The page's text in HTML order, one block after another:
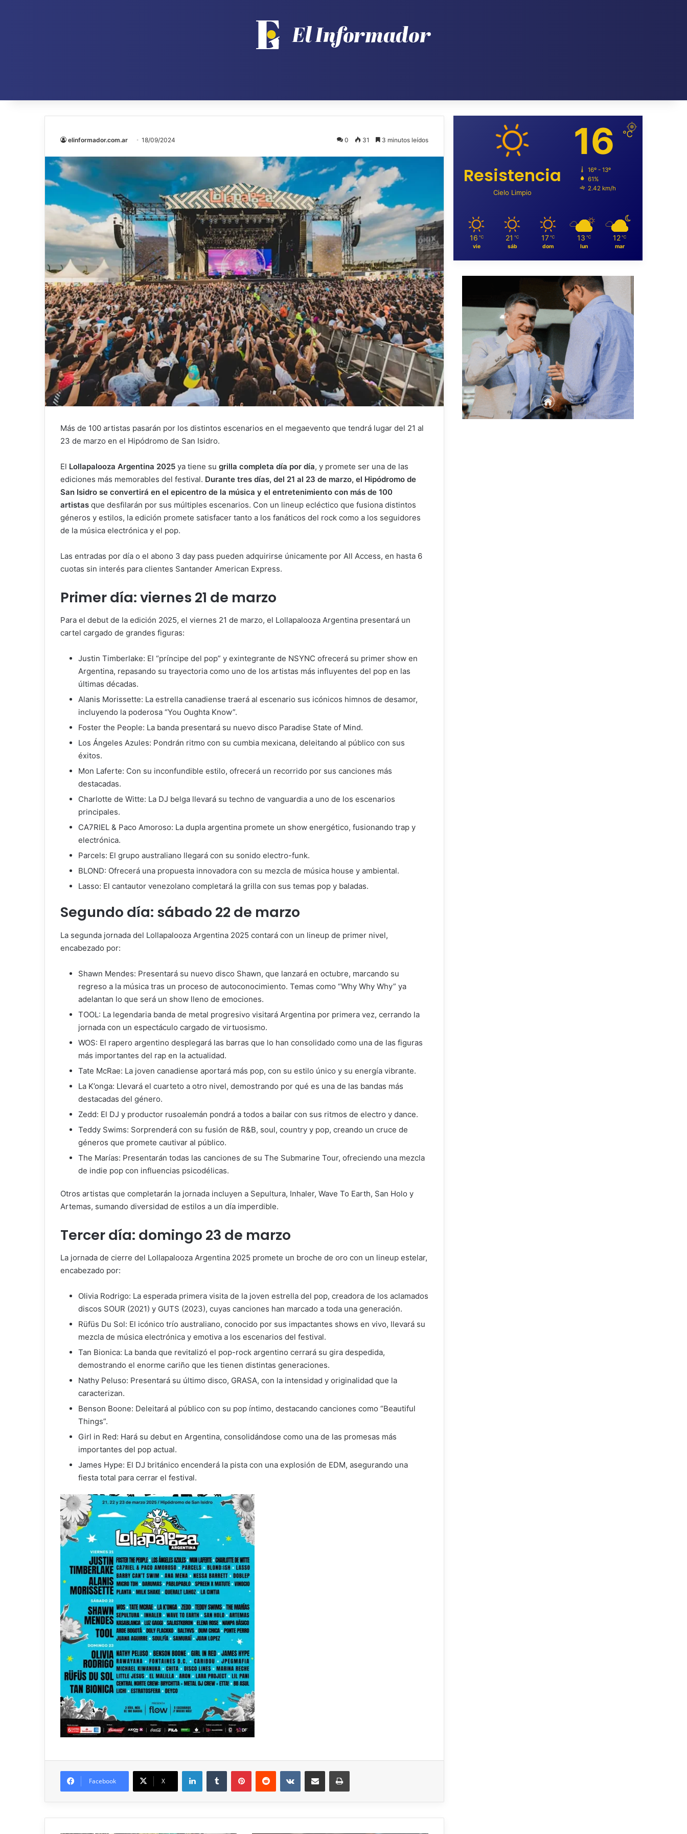
elinformador.com.ar 18/09/2024 0 31 3 minutos leídos
Más de 100 artistas pasarán por los distintos escenarios en el megaevento que tendrá lugar del 21 al
23 de marzo en el Hipódromo de San Isidro.
El Lollapalooza Argentina 2025 ya tiene su grilla completa día por día, y promete ser una de las
ediciones más memorables del festival. Durante tres días, del 21 al 23 de marzo, el Hipódromo de
San Isidro se convertirá en el epicentro de la música y el entretenimiento con más de 100
artistas que desfilarán por sus múltiples escenarios. Con un lineup ecléctico que fusiona distintos
géneros y estilos, la edición promete satisfacer tanto a los fanáticos del rock como a los seguidores
de la música electrónica y el pop.
Las entradas por día o el abono 3 day pass pueden adquirirse únicamente por All Access, en hasta 6
cuotas sin interés para clientes Santander American Express.
Primer día: viernes 21 de marzo
Para el debut de la edición 2025, el viernes 21 de marzo, el Lollapalooza Argentina presentará un
cartel cargado de grandes figuras:
Justin Timberlake: El “príncipe del pop” y exintegrante de NSYNC ofrecerá su primer show en
Argentina, repasando su trayectoria como uno de los artistas más influyentes del pop en las
últimas décadas.
Alanis Morissette: La estrella canadiense traerá al escenario sus icónicos himnos de desamor,
incluyendo la poderosa “You Oughta Know”.
Foster the People: La banda presentará su nuevo disco Paradise State of Mind.
Los Ángeles Azules: Pondrán ritmo con su cumbia mexicana, deleitando al público con sus
éxitos.
Mon Laferte: Con su inconfundible estilo, ofrecerá un recorrido por sus canciones más
destacadas.
Charlotte de Witte: La DJ belga llevará su techno de vanguardia a uno de los escenarios
principales.
CA7RIEL & Paco Amoroso: La dupla argentina promete un show energético, fusionando trap y
electrónica.
Parcels: El grupo australiano llegará con su sonido electro-funk.
BLOND: Ofrecerá una propuesta innovadora con su mezcla de música house y ambiental.
Lasso: El cantautor venezolano completará la grilla con sus temas pop y baladas.
Segundo día: sábado 22 de marzo
La segunda jornada del Lollapalooza Argentina 2025 contará con un lineup de primer nivel,
encabezado por:
Shawn Mendes: Presentará su nuevo disco Shawn, que lanzará en octubre, marcando su
regreso a la música tras un proceso de autoconocimiento. Temas como “Why Why Why” ya
adelantan lo que será un show lleno de emociones.
TOOL: La legendaria banda de metal progresivo visitará Argentina por primera vez, cerrando la
jornada con un espectáculo cargado de virtuosismo.
WOS: El rapero argentino desplegará las barras que lo han consolidado como una de las figuras
más importantes del rap en la actualidad.
Tate McRae: La joven canadiense aportará más pop, con su estilo único y su energía vibrante.
La K’onga: Llevará el cuarteto a otro nivel, demostrando por qué es una de las bandas más
destacadas del género.
Zedd: El DJ y productor rusoalemán pondrá a todos a bailar con sus ritmos de electro y dance.
Teddy Swims: Sorprenderá con su fusión de R&B, soul, country y pop, creando un cruce de
géneros que promete cautivar al público.
The Marías: Presentarán todas las canciones de su The Submarine Tour, ofreciendo una mezcla
de indie pop con influencias psicodélicas.
Otros artistas que completarán la jornada incluyen a Sepultura, Inhaler, Wave To Earth, San Holo y
Artemas, sumando diversidad de estilos a un día imperdible.
Tercer día: domingo 23 de marzo
La jornada de cierre del Lollapalooza Argentina 2025 promete un broche de oro con un lineup estelar,
encabezado por:
Olivia Rodrigo: La esperada primera visita de la joven estrella del pop, creadora de los aclamados
discos SOUR (2021) y GUTS (2023), cuyas canciones han marcado a toda una generación.
Rüfüs Du Sol: El icónico trío australiano, conocido por sus impactantes shows en vivo, llevará su
mezcla de música electrónica y emotiva a los escenarios del festival.
Tan Bionica: La banda que revitalizó el pop-rock argentino cerrará su gira despedida,
demostrando el enorme cariño que les tienen distintas generaciones.
Nathy Peluso: Presentará su último disco, GRASA, con la intensidad y originalidad que la
caracterizan.
Benson Boone: Deleitará al público con su pop íntimo, destacando canciones como “Beautiful
Things”.
Girl in Red: Hará su debut en Argentina, consolidándose como una de las promesas más
importantes del pop actual.
James Hype: El DJ británico encenderá la pista con una explosión de EDM, asegurando una
fiesta total para cerrar el festival.
Facebook X
Resistencia
Cielo Limpio
16 ℃
16º - 13º
61%
2.42 km/h
16 ℃
vie
21 ℃
sáb
17 ℃
dom
13 ℃
lun
12 ℃
mar